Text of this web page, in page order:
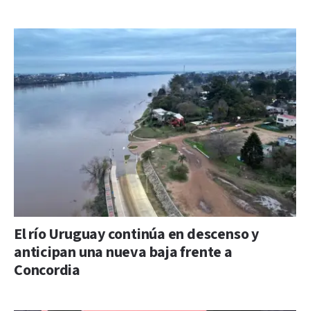
El río Uruguay continúa en descenso y
anticipan una nueva baja frente a
Concordia